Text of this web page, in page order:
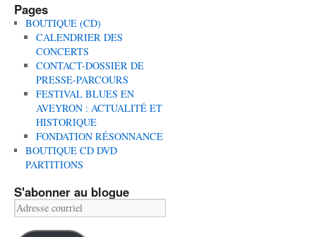
Pages
BOUTIQUE (CD)
CALENDRIER DES
CONCERTS
CONTACT-DOSSIER DE
PRESSE-PARCOURS
FESTIVAL BLUES EN
AVEYRON : ACTUALITÉ ET
HISTORIQUE
FONDATION RÉSONNANCE
BOUTIQUE CD DVD
PARTITIONS
S'abonner au blogue
Adresse
courriel